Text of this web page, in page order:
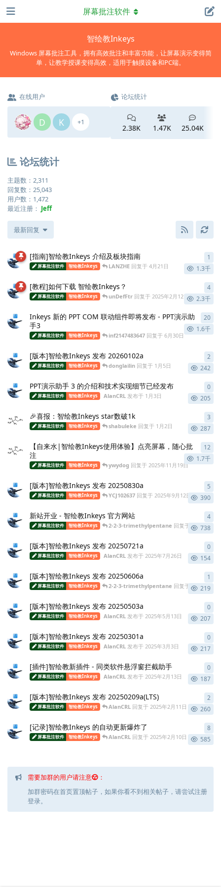
智绘教Inkeys
Windows 屏幕批注工具，拥有高效批注和丰富功能，让屏幕演示变得简
单，让教学授课变得高效，适用于触摸设备和PC端。
在线用户
D K +1
论坛统计
2.38K 1.47K 25.04K
屏幕批注软件
论坛统计
主题数： 2,311
回复数： 25,043
用户数： 1,472
最近注册： Jeff
最新回复
[指南]智绘教Inkeys 介绍及板块指南
屏幕批注软件 智绘教Inkeys LANZHE回复于 4月21日 1.3千
1
[教程]如何下载 智绘教Inkeys？
屏幕批注软件 智绘教Inkeys unDefFtr回复于 2025年2月12日 2.3千
4
Inkeys 新的 PPT COM 联动组件即将发布 - PPT演示助
手3
屏幕批注软件 智绘教Inkeys inf2147483647回复于 6月30日
1.6千
20
[版本]智绘教Inkeys 发布 20260102a
屏幕批注软件 智绘教Inkeys donglailin回复于 1月5日 242
2
PPT演示助手 3 的介绍和技术实现细节已经发布
屏幕批注软件 智绘教Inkeys AlanCRL发布于 1月3日 205
0
🎉喜报：智绘教Inkeys star数破1k
屏幕批注软件 智绘教Inkeys shabuleke 回复于 1月2日 287
3
【自来水|智绘教Inkeys使用体验】点亮屏幕，随心批
注
屏幕批注软件 智绘教Inkeys ywydog 回复于 2025年11月19日
1.7千
12
[版本]智绘教Inkeys 发布 20250830a
屏幕批注软件 智绘教Inkeys YCJ102637回复于 2025年9月12日 390
5
新站开业 - 智绘教Inkeys 官方网站
屏幕批注软件 智绘教Inkeys 2-2-3-trimethylpentane 回复于2025年7月
738
4
[版本]智绘教Inkeys 发布 20250721a
屏幕批注软件 智绘教Inkeys AlanCRL发布于 2025年7月26日 154
0
[版本]智绘教Inkeys 发布 20250606a
屏幕批注软件 智绘教Inkeys 2-2-3-trimethylpentane 回复于2025年6月
219
1
[版本]智绘教Inkeys 发布 20250503a
屏幕批注软件 智绘教Inkeys AlanCRL发布于 2025年5月13日 207
0
[版本]智绘教Inkeys 发布 20250301a
屏幕批注软件 智绘教Inkeys AlanCRL发布于 2025年3月3日 217
0
[插件]智绘教新插件 - 同类软件悬浮窗拦截助手
屏幕批注软件 智绘教Inkeys AlanCRL发布于 2025年2月13日 187
0
[版本]智绘教Inkeys 发布 20250209a(LTS)
屏幕批注软件 智绘教Inkeys AlanCRL回复于 2025年2月11日 260
2
[记录]智绘教Inkeys 的自动更新爆炸了
屏幕批注软件 智绘教Inkeys AlanCRL回复于 2025年2月10日 585
8
需要加群的用户请注意
：
加群密码在首页置顶帖子，如果你看不到相关帖子，请尝试注册
登录。